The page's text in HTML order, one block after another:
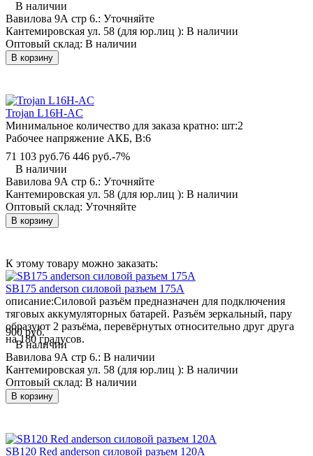
В наличии
Вавилова 9А стр 6.: Уточняйте
Кантемировская ул. 58 (для юр.лиц ): В наличии
Оптовый склад: В наличии
В корзину
Trojan L16H-AC
Минимальное количество для заказа кратно: шт:2
Рабочее напряжение АКБ, B:6
71 103 руб.76 446 руб.-7%
В наличии
Вавилова 9А стр 6.: Уточняйте
Кантемировская ул. 58 (для юр.лиц ): В наличии
Оптовый склад: Уточняйте
В корзину
К этому товару можно заказать:
SB175 anderson силовой разъем 175А
описание:Силовой разъём предназначен для подключения
тяговых аккумуляторных батарей. Разъём зеркальный, пару
образуют 2 разъёма, перевёрнутых относительно друг друга
на 180 градусов.
900 руб.
В наличии
Вавилова 9А стр 6.: В наличии
Кантемировская ул. 58 (для юр.лиц ): В наличии
Оптовый склад: В наличии
В корзину
SB120 Red anderson силовой разъем 120А